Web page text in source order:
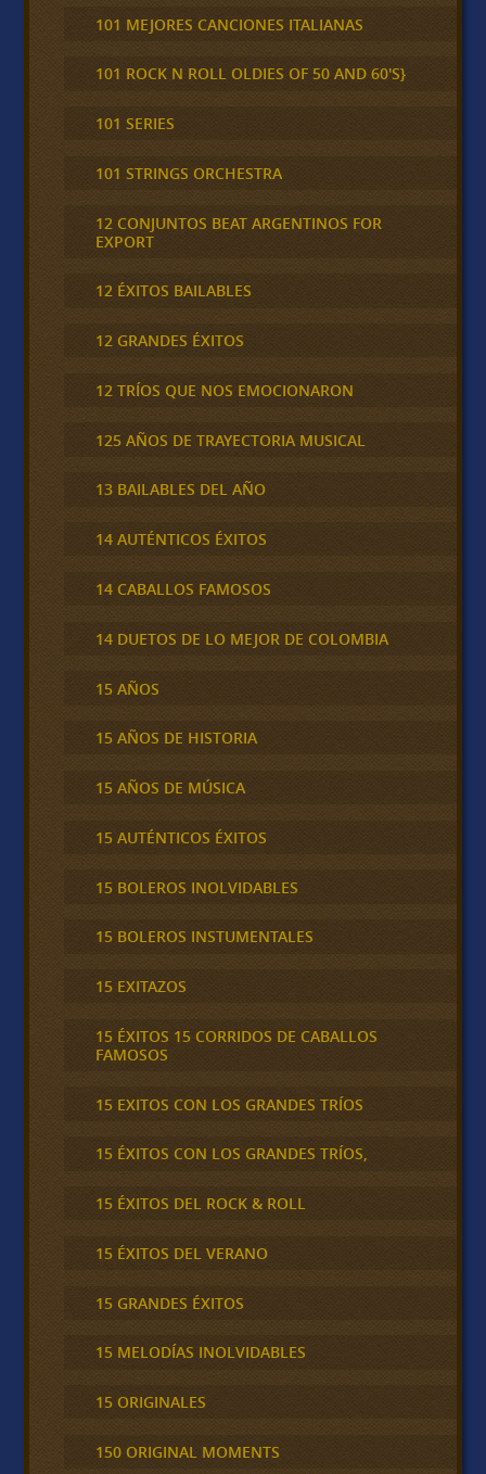
101 MEJORES CANCIONES ITALIANAS
101 ROCK N ROLL OLDIES OF 50 AND 60'S}
101 SERIES
101 STRINGS ORCHESTRA
12 CONJUNTOS BEAT ARGENTINOS FOR
EXPORT
12 ÉXITOS BAILABLES
12 GRANDES ÉXITOS
12 TRÍOS QUE NOS EMOCIONARON
125 AÑOS DE TRAYECTORIA MUSICAL
13 BAILABLES DEL AÑO
14 AUTÉNTICOS ÉXITOS
14 CABALLOS FAMOSOS
14 DUETOS DE LO MEJOR DE COLOMBIA
15 AÑOS
15 AÑOS DE HISTORIA
15 AÑOS DE MÚSICA
15 AUTÉNTICOS ÉXITOS
15 BOLEROS INOLVIDABLES
15 BOLEROS INSTUMENTALES
15 EXITAZOS
15 ÉXITOS 15 CORRIDOS DE CABALLOS
FAMOSOS
15 EXITOS CON LOS GRANDES TRÍOS
15 ÉXITOS CON LOS GRANDES TRÍOS,
15 ÉXITOS DEL ROCK & ROLL
15 ÉXITOS DEL VERANO
15 GRANDES ÉXITOS
15 MELODÍAS INOLVIDABLES
15 ORIGINALES
150 ORIGINAL MOMENTS